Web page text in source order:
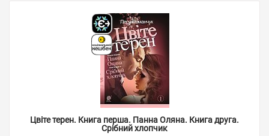
Цвіте терен. Книга перша. Панна Оляна. Книга друга.
Срібний хлопчик